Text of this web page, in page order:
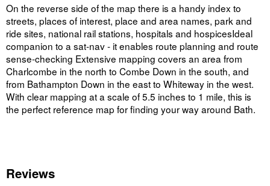
On the reverse side of the map there is a handy index to
streets, places of interest, place and area names, park and
ride sites, national rail stations, hospitals and hospicesIdeal
companion to a sat-nav - it enables route planning and route
sense-checking Extensive mapping covers an area from
Charlcombe in the north to Combe Down in the south, and
from Bathampton Down in the east to Whiteway in the west.
With clear mapping at a scale of 5.5 inches to 1 mile, this is
the perfect reference map for finding your way around Bath.
Reviews